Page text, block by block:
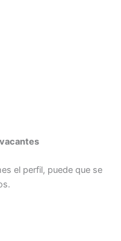
el perfil, puede que se